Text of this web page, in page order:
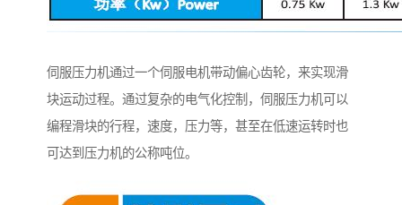
伺服压力机通过一个伺服电机带动偏心齿轮，来实现滑
块运动过程。通过复杂的电气化控制，伺服压力机可以
编程滑块的行程，速度，压力等，甚至在低速运转时也
可达到压力机的公称吨位。